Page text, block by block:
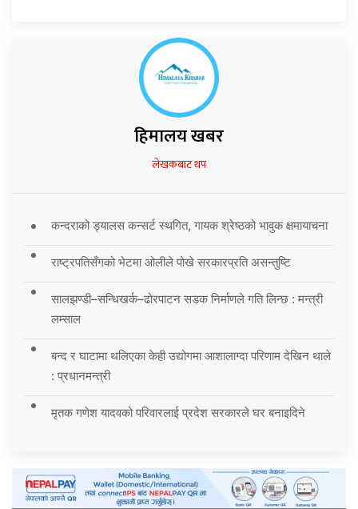
हिमालय खबर
लेखकबाट थप
कन्दराको ड्यालस कन्सर्ट स्थगित, गायक श्रेष्ठको भावुक क्षमायाचना
राष्ट्रपतिसँगको भेटमा ओलीले पोखे सरकारप्रति असन्तुष्टि
सालझण्डी–सन्धिखर्क–ढोरपाटन सडक निर्माणले गति लिन्छ : मन्त्री
लम्साल
बन्द र घाटामा थलिएका केही उद्योगमा आशालाग्दा परिणाम देखिन थाले
: प्रधानमन्त्री
मृतक गणेश यादवको परिवारलाई प्रदेश सरकारले घर बनाइदिने